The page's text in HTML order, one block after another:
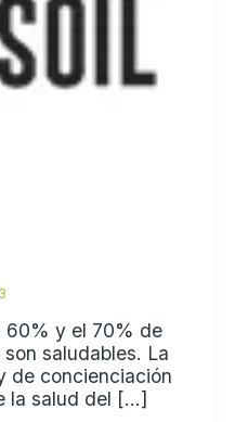
60% y el 70% de
saludables. La
de concienciación
la salud del […]